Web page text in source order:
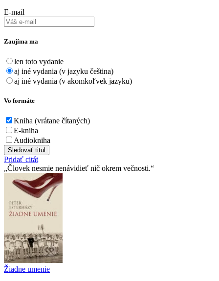
E-mail
Zaujíma ma
len toto vydanie
aj iné vydania (v jazyku čeština)
aj iné vydania (v akomkoľvek jazyku)
Vo formáte
Kniha (vrátane čítaných)
E-kniha
Audiokniha
Sledovať titul
Pridať citát
Človek nesmie nenávidieť nič okrem večnosti.
Žiadne umenie